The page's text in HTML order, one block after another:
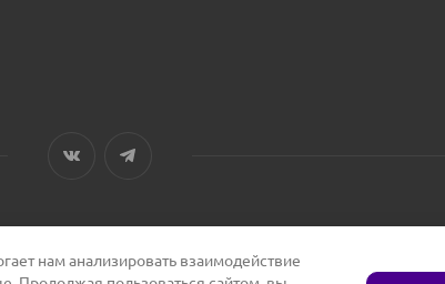
нам анализировать взаимодействие